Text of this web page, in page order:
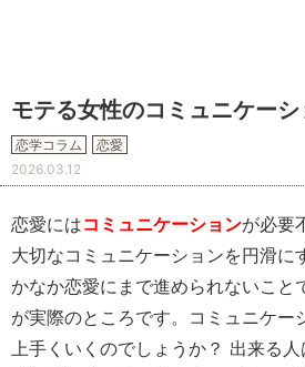
モテる女性のコミュニケー
恋学コラム 恋愛
2026.03.12
恋愛にはコミュニケーションが必要
大切なコミュニケーションを円滑に
かなか恋愛にまで進められないこと
が実際のところです。コミュニケー
上手くいくのでしょうか？ 出来る